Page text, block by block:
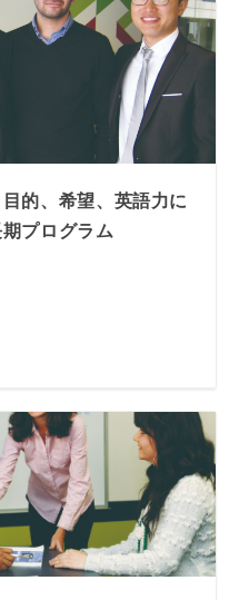
的、希望、英語力に
プログラム